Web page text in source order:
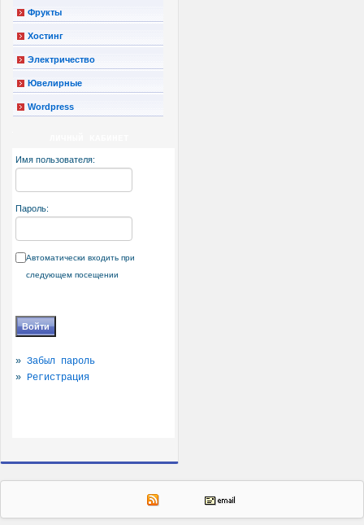
Фрукты
Хостинг
Электричество
Ювелирные
Wordpress
Имя пользователя:
Пароль:
Автоматически входить при
следующем посещении
» Забыл пароль
» Регистрация